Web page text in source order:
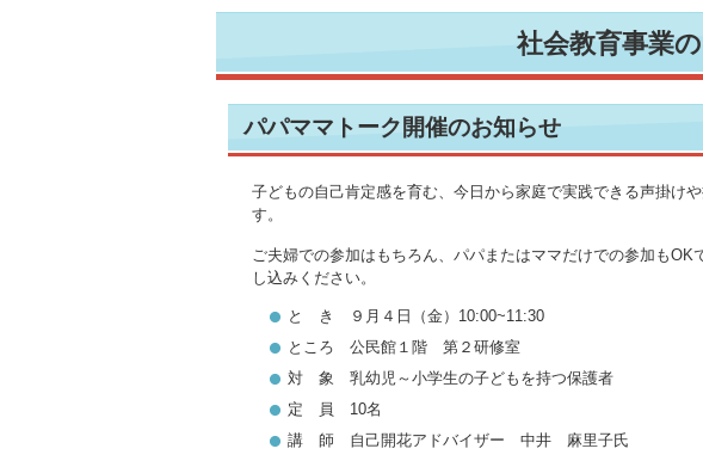
社会教育事業
パパママトーク開催のお知らせ
子どもの自己肯定感を育む、今日から家庭で実践できる声掛け
す。
ご夫婦での参加はもちろん、パパまたはママだけでの参加も
し込みください。
と き ９月４日（金）10:00~11:30
ところ 公民館１階 第２研修室
対 象 乳幼児～小学生の子どもを持つ保護者
定 員 10名
講 師 自己開花アドバイザー 中井 麻里子氏